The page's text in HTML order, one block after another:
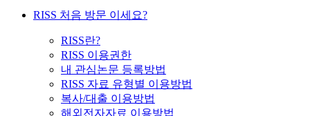
RISS 처음 방문 이세요?
RISS란?
RISS 이용권한
내 관심논문 등록방법
RISS 자료 유형별 이용방법
복사/대출 이용방법
해외전자자료 이용방법